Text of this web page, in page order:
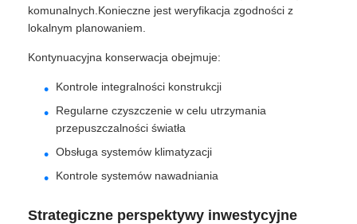
komunalnych.Konieczne jest weryfikacja zgodności z
lokalnym planowaniem.
Kontynuacyjna konserwacja obejmuje:
Kontrole integralności konstrukcji
Regularne czyszczenie w celu utrzymania
przepuszczalności światła
Obsługa systemów klimatyzacji
Kontrole systemów nawadniania
Strategiczne perspektywy inwestycyjne